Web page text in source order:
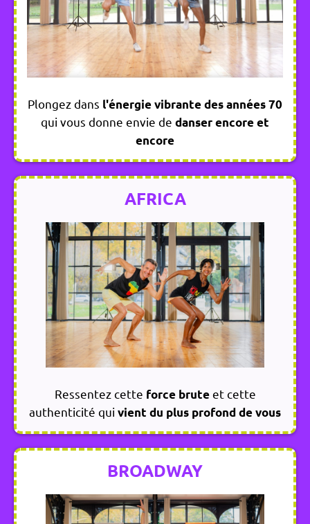
Plongez dans l'énergie vibrante des années 70
qui vous donne envie de danser encore et
encore
AFRICA
Ressentez cette force bruteet cette
authenticité qui vient du plus profond de vous
BROADWAY